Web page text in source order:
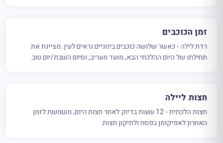
זמן הכוכבים
רדת לילה - כאשר שלושה כוכבים בינוניים נראים לעין. מציינת את
תחילתו של היום ההלכתי הבא, מועד מעריב, וסיום השבת/יום טוב.
חצות ליילה
חצות הלכתית - 12 שעות בדיוק לאחר חצות היום, משמשת לזמן
האחרון לאפיקומן בפסח ולתיקון חצות.